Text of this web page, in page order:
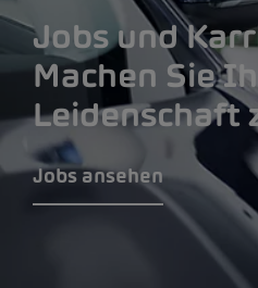
Jobs und
Machen Sie
Leidenschaft
Jobs ansehen